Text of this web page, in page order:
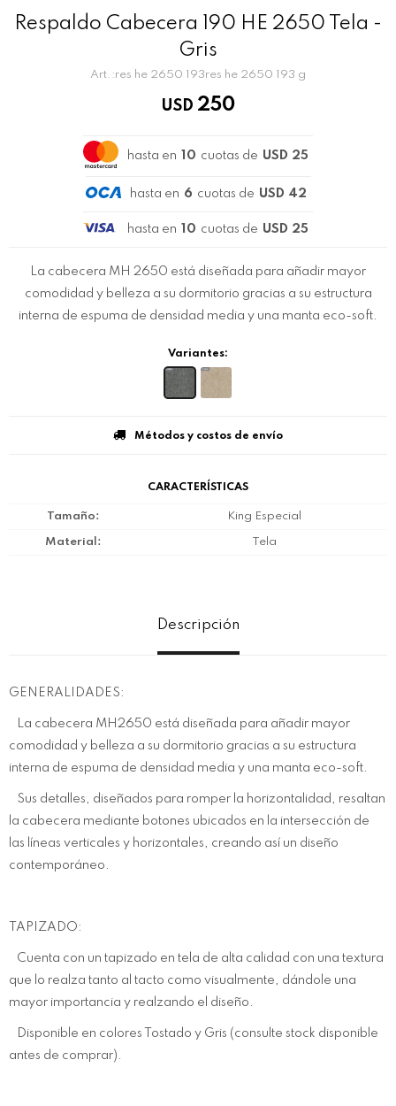
Respaldo Cabecera 190 HE 2650 Tela -
Gris
res he 2650 193res he 2650 193 g
USD 250
hasta en 10 cuotas de USD 25
hasta en 6 cuotas de USD 42
hasta en 10 cuotas de USD 25
La cabecera MH 2650 está diseñada para añadir mayor
comodidad y belleza a su dormitorio gracias a su estructura
interna de espuma de densidad media y una manta eco-soft.
Variantes:
Métodos y costos de envío
CARACTERÍSTICAS
Tamaño King Especial
Material Tela
Descripción
GENERALIDADES:
La cabecera MH2650 está diseñada para añadir mayor
comodidad y belleza a su dormitorio gracias a su estructura
interna de espuma de densidad media y una manta eco-soft.
Sus detalles, diseñados para romper la horizontalidad, resaltan
la cabecera mediante botones ubicados en la intersección de
las líneas verticales y horizontales, creando así un diseño
contemporáneo.
TAPIZADO:
Cuenta con un tapizado en tela de alta calidad con una textura
que lo realza tanto al tacto como visualmente, dándole una
mayor importancia y realzando el diseño.
Disponible en colores Tostado y Gris (consulte stock disponible
antes de comprar).